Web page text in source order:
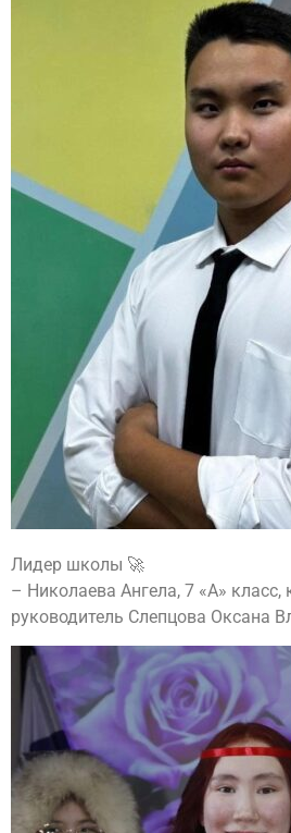
Лидер школы 🚀
– Николаева Ангела, 7 «А» класс,
руководитель Слепцова Оксана